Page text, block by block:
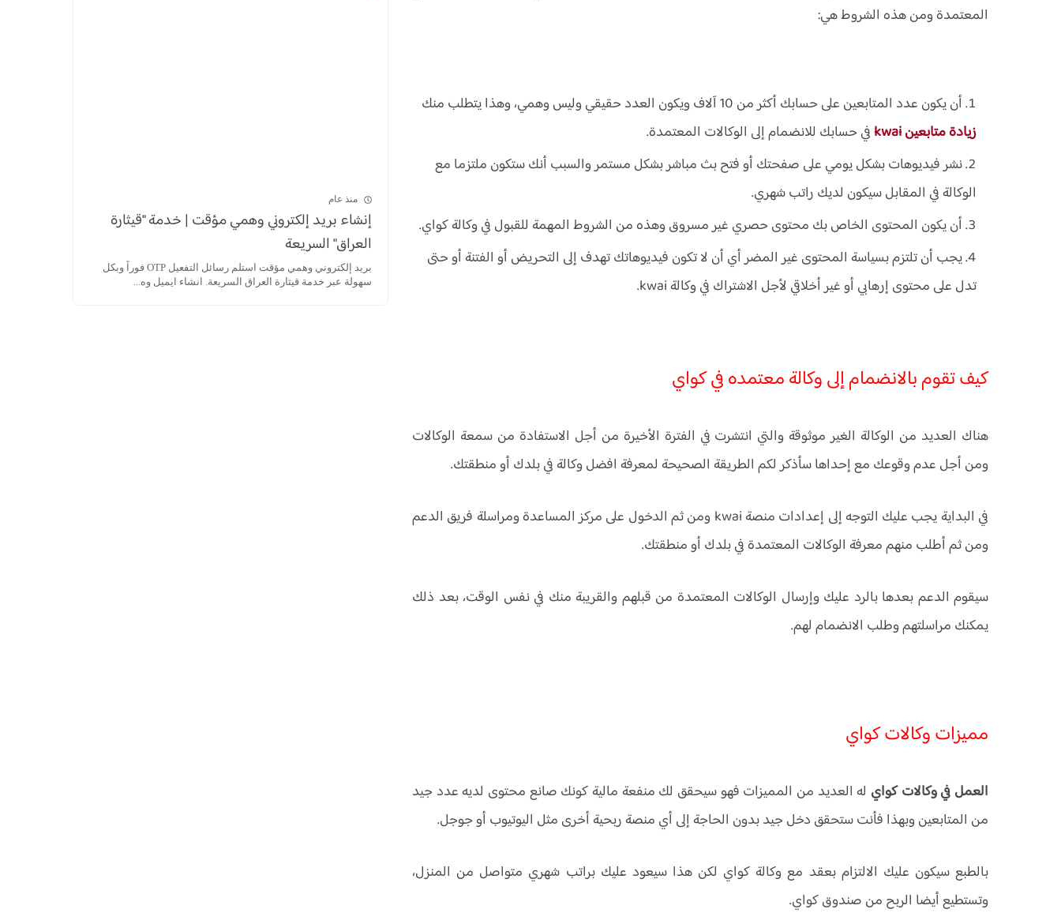
المعتمدة ومن هذه الشروط هي:
أن يكون عدد المتابعين على حسابك أكثر من 10 آلاف ويكون العدد حقيقي وليس وهمي، وهذا يتطلب منك
زيادة متابعين kwai
في حسابك للانضمام إلى الوكالات المعتمدة.
نشر فيديوهات بشكل يومي على صفحتك أو فتح بث مباشر بشكل مستمر والسبب أنك ستكون ملتزما مع
الوكالة في المقابل سيكون لديك راتب شهري.
أن يكون المحتوى الخاص بك محتوى حصري غير مسروق وهذه من الشروط المهمة للقبول في وكالة كواي.
يجب أن تلتزم بسياسة المحتوى غير المضر أي أن لا تكون فيديوهاتك تهدف إلى التحريض أو الفتنة أو حتى
تدل على محتوى إرهابي أو غير أخلاقي لأجل الاشتراك في وكالة kwai.
كيف تقوم بالانضمام إلى وكالة معتمده في كواي
هناك العديد من الوكالة الغير موثوقة والتي انتشرت في الفترة الأخيرة من أجل الاستفادة من سمعة الوكالات
ومن أجل عدم وقوعك مع إحداها سأذكر لكم الطريقة الصحيحة لمعرفة افضل وكالة في بلدك أو منطقتك.
في البداية يجب عليك التوجه إلى إعدادات منصة kwai ومن ثم الدخول على مركز المساعدة ومراسلة فريق الدعم
ومن ثم أطلب منهم معرفة الوكالات المعتمدة في بلدك أو منطقتك.
سيقوم الدعم بعدها بالرد عليك وإرسال الوكالات المعتمدة من قبلهم والقريبة منك في نفس الوقت، بعد ذلك
يمكنك مراسلتهم وطلب الانضمام لهم.
مميزات وكالات كواي
العمل في وكالات كواي له العديد من المميزات فهو سيحقق لك منفعة مالية كونك صانع محتوى لديه عدد جيد
من المتابعين وبهذا فأنت ستحقق دخل جيد بدون الحاجة إلى أي منصة ربحية أخرى مثل اليوتيوب أو جوجل.
بالطبع سيكون عليك الالتزام بعقد مع وكالة كواي لكن هذا سيعود عليك براتب شهري متواصل من المنزل،
وتستطيع أيضا الربح من صندوق كواي.
منذ عام
إنشاء بريد إلكتروني وهمي مؤقت | خدمة "قيثارة
العراق" السريعة
بريد إلكتروني وهمي مؤقت استلم رسائل التفعيل OTP فوراً وبكل
سهولة عبر خدمة قيثارة العراق السريعة. انشاء ايميل وه...